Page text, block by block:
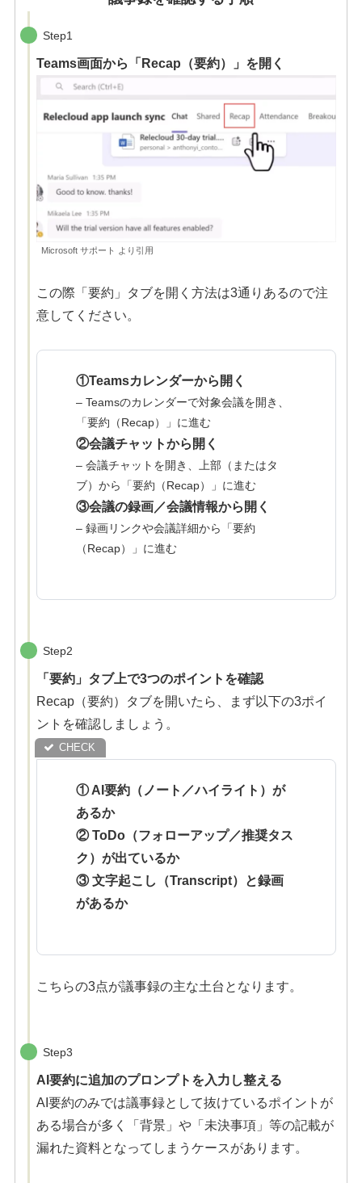
Step1
Teams画面から「Recap（要約）」を開く
Microsoft サポート より引用
この際「要約」タブを開く方法は3通りあるので注
意してください。
①Teamsカレンダーから開く
– Teamsのカレンダーで対象会議を開き、
「要約（Recap）」に進む
②会議チャットから開く
– 会議チャットを開き、上部（またはタ
ブ）から「要約（Recap）」に進む
③会議の録画／会議情報から開く
– 録画リンクや会議詳細から「要約
（Recap）」に進む
Step2
「要約」タブ上で3つのポイントを確認
Recap（要約）タブを開いたら、まず以下の3ポイ
ントを確認しましょう。
① AI要約（ノート／ハイライト）が
あるか
② ToDo（フォローアップ／推奨タス
ク）が出ているか
③ 文字起こし（Transcript）と録画
があるか
こちらの3点が議事録の主な土台となります。
Step3
AI要約に追加のプロンプトを入力し整える
AI要約のみでは議事録として抜けているポイントが
ある場合が多く「背景」や「未決事項」等の記載が
漏れた資料となってしまうケースがあります。